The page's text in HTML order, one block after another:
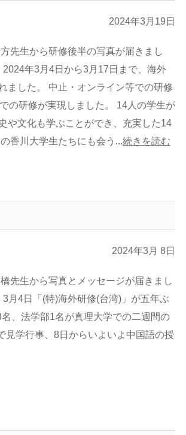
2024年3月19日
先生から研修後半の写真が届きまし
4日から3月17日まで、海外
ました。 中止・オンライン等での研修
の研修が実現しました。 14人の学生が
や文化も学ぶことができ、充実した14
香川大学生たちにも会う...続きを読む
2024年3月 8日
先生から写真とメッセージが届きまし
)海外研修(台湾)」が五年ぶ
、法学部1名が真理大学での二週間の
見学行事、8日からいよいよ中国語の授